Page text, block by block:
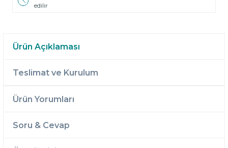
edilir
Ürün Açıklaması
Teslimat ve Kurulum
Ürün Yorumları
Soru & Cevap